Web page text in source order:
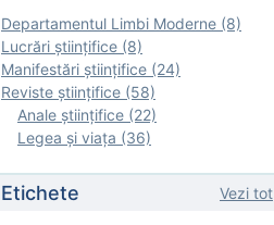
Departamentul Limbi Moderne (8)
Lucrări științifice (8)
Manifestări ştiinţifice (24)
Reviste ştiinţifice (58)
Anale ştiinţifice (22)
Legea şi viaţa (36)
Etichete Vezi tot